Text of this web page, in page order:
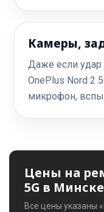
Камеры,
Даже если
OnePlus Nord 2
микрофон,
Цены на
5G в
Все цены указаны